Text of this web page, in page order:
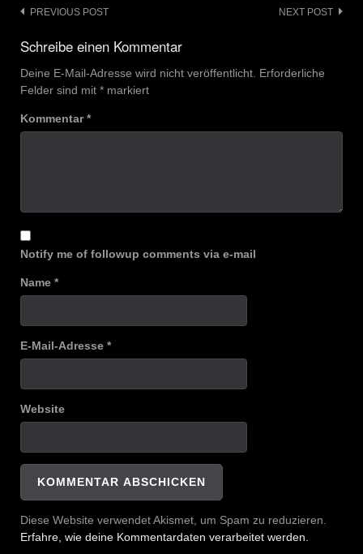
Post
navigation
PREVIOUS POST NEXT POST
Schreibe einen Kommentar
Deine E-Mail-Adresse wird nicht veröffentlicht. Erforderliche
Felder sind mit * markiert
Kommentar*
Notify me of followup comments via e-mail
Name *
E-Mail-Adresse *
Website
Diese Website verwendet Akismet, um Spam zu reduzieren.
Erfahre, wie deine Kommentardaten verarbeitet werden.